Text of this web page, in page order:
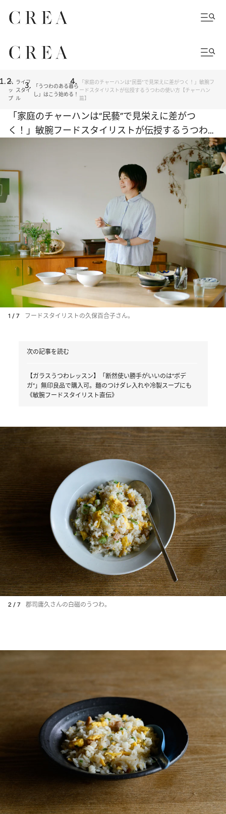
ト
ッ
プ
ライフ
スタイ
ル
「うつわのある暮ら
し」はこう始める！
「家庭のチャーハンは“民藝”で見栄えに差がつく！」敏腕フ
ードスタイリストが伝授するうつわの使い方【チャーハン
篇】
「家庭のチャーハンは“民藝”で見栄えに差がつ
く！」敏腕フードスタイリストが伝授するうつわの
1 / 7 フードスタイリストの久保百合子さん。
次の記事を読む
【ガラスうつわレッスン】「断然使い勝手がいいのは“ボデ
ガ”」無印良品で購入可。麺のつけダレ入れや冷製スープにも
《敏腕フードスタイリスト直伝》
2 / 7 郡司庸久さんの白磁のうつわ。